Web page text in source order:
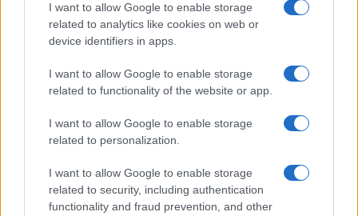
I want to allow Google to enable storage
related to analytics like cookies on web or
device identifiers in apps.
I want to allow Google to enable storage
related to functionality of the website or app.
I want to allow Google to enable storage
related to personalization.
I want to allow Google to enable storage
related to security, including authentication
functionality and fraud prevention, and other
Léna Situations aident les sinistrés
Juliette Bernard · 10 Août 2026